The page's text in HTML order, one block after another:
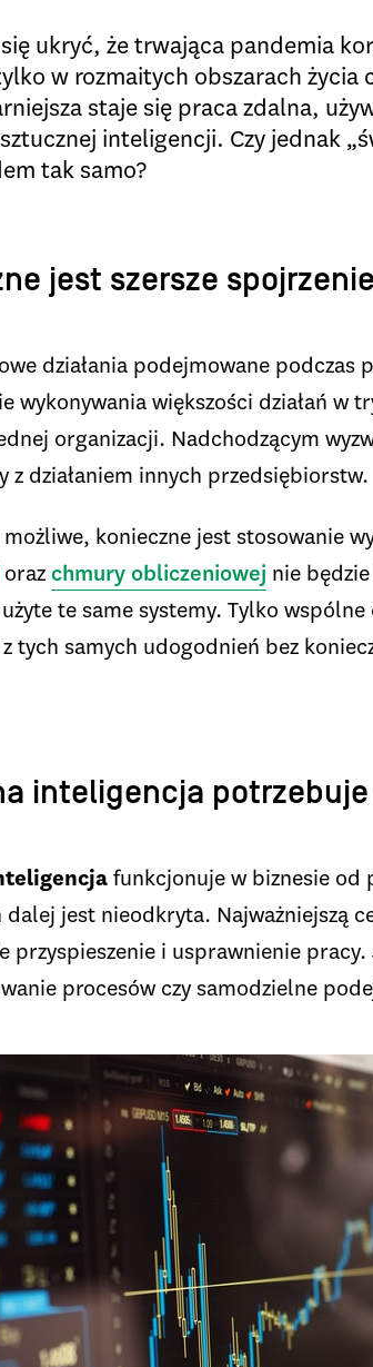
ukryć, że trwająca pandemia
w rozmaitych obszarach życia
staje się praca zdalna,
inteligencji. Czy jednak
tak samo?
jest szersze spojrzenie
działania podejmowane
wykonywania większości działań w
organizacji. Nadchodzącym
z działaniem innych przedsiębiorstw.
możliwe, konieczne jest stosowanie
oraz chmury obliczeniowej nie
te same systemy. Tylko
tych samych udogodnień bez
inteligencja
funkcjonuje w biznesie od
dalej jest nieodkryta. Najważniejszą
przyspieszenie i usprawnienie
procesów czy samodzielne